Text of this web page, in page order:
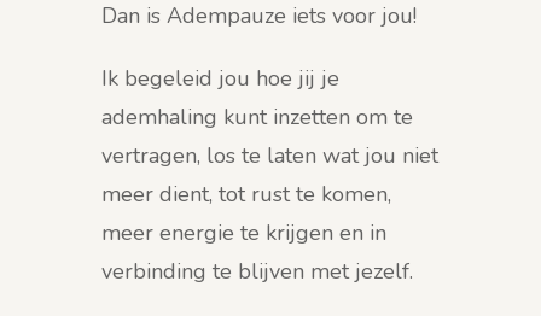
Dan is Adempauze iets voor jou!
Ik begeleid jou hoe jij je
ademhaling kunt inzetten om te
vertragen, los te laten wat jou niet
meer dient, tot rust te komen,
meer energie te krijgen en in
verbinding te blijven met jezelf.